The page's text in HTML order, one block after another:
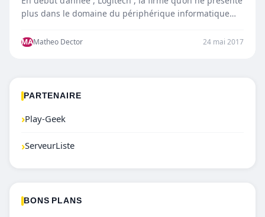
plus dans le domaine du périphérique informatique…
MAMatheo Dector 24 mai 2017
PARTENAIRE
›Play-Geek
›ServeurListe
BONS PLANS